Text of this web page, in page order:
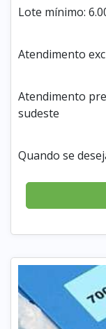
Lote mínimo:
Atendimento
Atendimento
sudeste
Quando se